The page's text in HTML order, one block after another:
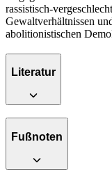
rassistisch-
Gewaltverhältnissen
abolitionistischen
Literatur
Fußnoten